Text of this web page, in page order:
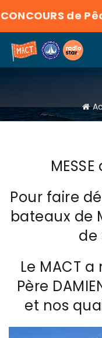
de
Pour faire
bateaux de
de
Le MACT
Père
et nos